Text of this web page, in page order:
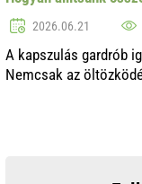
2026.06.21
A kapszulás gardrób
Nemcsak az